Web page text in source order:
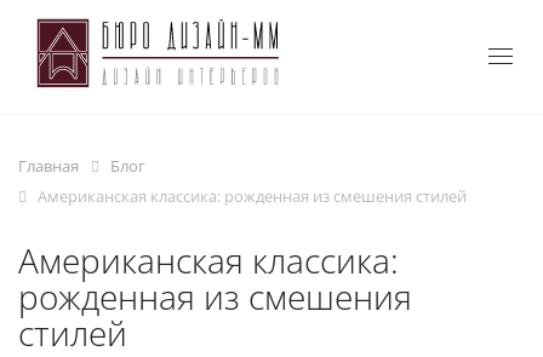
Главная
Блог
Американская классика: рожденная из смешения стилей
Американская классика:
рожденная из смешения
стилей